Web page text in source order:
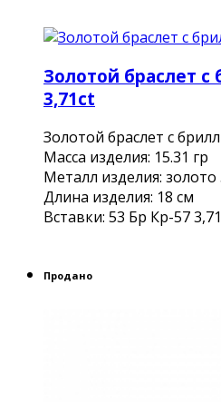
Золотой браслет
3,71ct
Золотой браслет с
Масса изделия: 15.31 гр
Металл изделия:
Длина изделия: 18 см
Вставки: 53 Бр Кр-57
Продано